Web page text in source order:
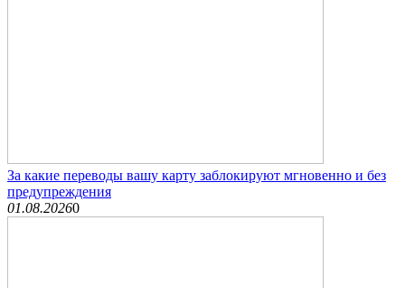
За какие переводы вашу карту заблокируют мгновенно и без
предупреждения
01.08.20260